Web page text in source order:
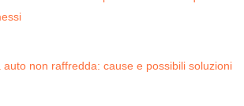
auto non raffredda: cause e possibili soluzioni